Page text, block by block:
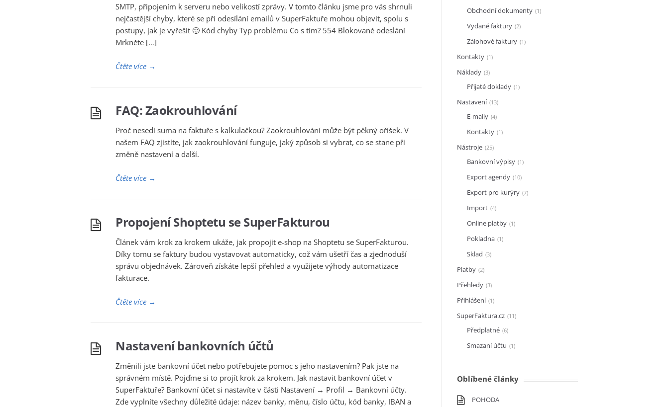
SMTP, připojením k serveru nebo velikostí zprávy. V tomto článku jsme pro vás shrnuli
nejčastější chyby, které se při odesílání emailů v SuperFaktuře mohou objevit, spolu s
postupy, jak je vyřešit 🙂 Kód chyby Typ problému Co s tím? 554 Blokované odeslání
Mrkněte […]
Čtěte více →
FAQ: Zaokrouhlování
Proč nesedí suma na faktuře s kalkulačkou? Zaokrouhlování může být pěkný oříšek. V
našem FAQ zjistíte, jak zaokrouhlování funguje, jaký způsob si vybrat, co se stane při
změně nastavení a další.
Čtěte více →
Propojení Shoptetu se SuperFakturou
Článek vám krok za krokem ukáže, jak propojit e-shop na Shoptetu se SuperFakturou.
Díky tomu se faktury budou vystavovat automaticky, což vám ušetří čas a zjednoduší
správu objednávek. Zároveň získáte lepší přehled a využijete výhody automatizace
fakturace.
Čtěte více →
Nastavení bankovních účtů
Změnili jste bankovní účet nebo potřebujete pomoc s jeho nastavením? Pak jste na
správném místě. Pojďme si to projít krok za krokem. Jak nastavit bankovní účet v
SuperFaktuře? Bankovní účet si nastavíte v části Nastavení → Profil → Bankovní účty.
Zde vyplníte všechny důležité údaje: název banky, měnu, číslo účtu, kód banky, IBAN a
Obchodní dokumenty 1
Vydané faktury 2
Zálohové faktury 1
Kontakty 1
Náklady 3
Přijaté doklady 1
Nastavení 13
E-maily 4
Kontakty 1
Nástroje 25
Bankovní výpisy 1
Export agendy 10
Export pro kurýry 7
Import 4
Online platby 1
Pokladna 1
Sklad 3
Platby 2
Přehledy 3
Přihlášení 1
SuperFaktura.cz 11
Předplatné 6
Smazaní účtu 1
Oblíbené články
POHODA